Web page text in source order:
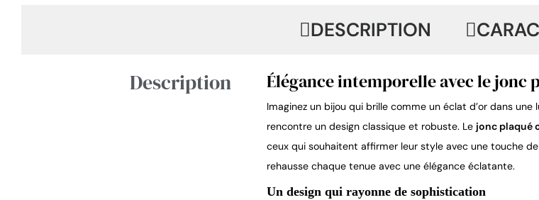
DESCRIPTION
Description Élégance intemporelle avec le jonc
Imaginez un bijou qui brille comme un éclat d’or dans
rencontre un design classique et robuste. Le jonc plaqué
ceux qui souhaitent affirmer leur style avec une touche
rehausse chaque tenue avec une élégance éclatante.
Un design qui rayonne de sophistication